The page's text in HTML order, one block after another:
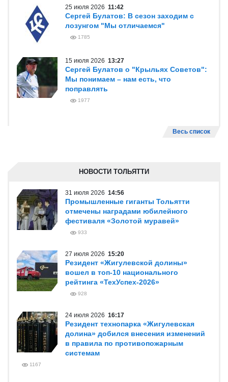
25 июля 2026 11:42
Сергей Булатов: В сезон заходим с
лозунгом "Мы отличаемся"
1785
15 июля 2026 13:27
Сергей Булатов о "Крыльях Советов":
Мы понимаем – нам есть, что
поправлять
1977
Весь список
НОВОСТИ ТОЛЬЯТТИ
31 июля 2026 14:56
Промышленные гиганты Тольятти
отмечены наградами юбилейного
фестиваля «Золотой муравей»
933
27 июля 2026 15:20
Резидент «Жигулевской долины»
вошел в топ-10 национального
рейтинга «ТехУспех-2026»
928
24 июля 2026 16:17
Резидент технопарка «Жигулевская
долина» добился внесения изменений
в правила по противопожарным
системам
1167